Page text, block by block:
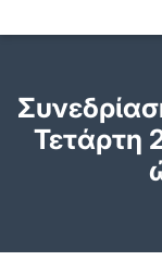
Τετάρτη